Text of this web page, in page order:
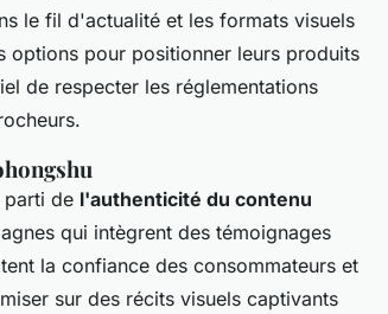
le fil d'actualité et les formats visuels
options pour positionner leurs produits
de respecter les réglementations
parti de l'authenticité du contenu
qui intègrent des témoignages
la confiance des consommateurs et
sur des récits visuels captivants